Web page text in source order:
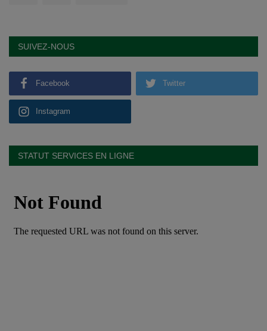
SUIVEZ-NOUS
Facebook Twitter
Instagram
STATUT SERVICES EN LIGNE